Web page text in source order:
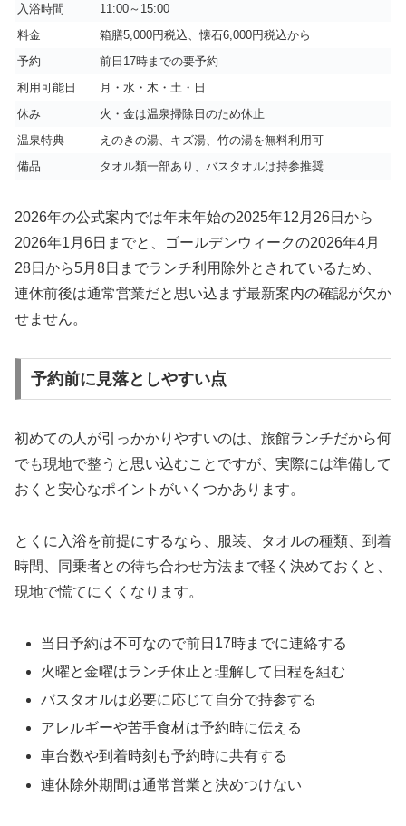
入浴時間
11:00～15:00
料金
箱膳5,000円税込、懐石6,000円税込から
予約
前日17時までの要予約
利用可能日
月・水・木・土・日
休み
火・金は温泉掃除日のため休止
温泉特典
えのきの湯、キズ湯、竹の湯を無料利用可
備品
タオル類一部あり、バスタオルは持参推奨
2026年の公式案内では年末年始の2025年12月26日から
2026年1月6日までと、ゴールデンウィークの2026年4月
28日から5月8日までランチ利用除外とされているため、
連休前後は通常営業だと思い込まず最新案内の確認が欠か
せません。
予約前に見落としやすい点
初めての人が引っかかりやすいのは、旅館ランチだから何
でも現地で整うと思い込むことですが、実際には準備して
おくと安心なポイントがいくつかあります。
とくに入浴を前提にするなら、服装、タオルの種類、到着
時間、同乗者との待ち合わせ方法まで軽く決めておくと、
現地で慌てにくくなります。
当日予約は不可なので前日17時までに連絡する
火曜と金曜はランチ休止と理解して日程を組む
バスタオルは必要に応じて自分で持参する
アレルギーや苦手食材は予約時に伝える
車台数や到着時刻も予約時に共有する
連休除外期間は通常営業と決めつけない